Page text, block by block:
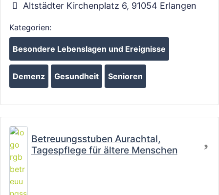
Wird geladen …
Altstädter Kirchenplatz 6, 91054 Erlangen
Kategorien:
Besondere Lebenslagen und Ereignisse
Demenz Gesundheit Senioren
Betreuungsstuben Aurachtal,
Tagespflege für ältere Menschen